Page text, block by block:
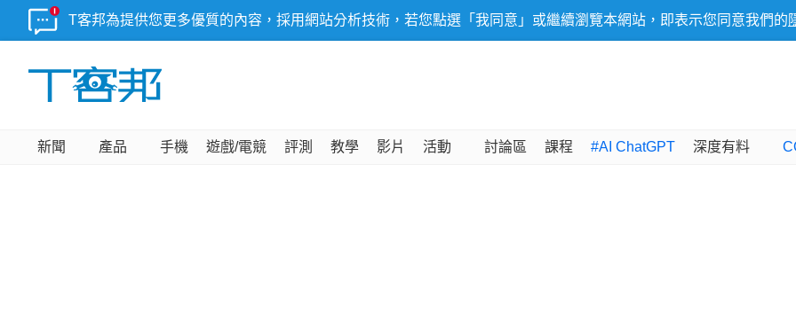
T客邦為提供您更多優質的內容，採用網站分析技術，若您點選「我同意」或繼續瀏覽本網站，即表示您同意我們的
新聞 產品 手機 遊戲/電競 評測 教學 影片 活動 討論區 課程 #AI ChatGPT 深度有料